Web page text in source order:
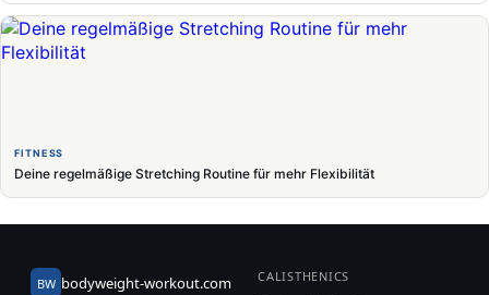
FITNESS
Deine regelmäßige Stretching Routine für mehr Flexibilität
BW bodyweight-workout.com CALISTHENICS